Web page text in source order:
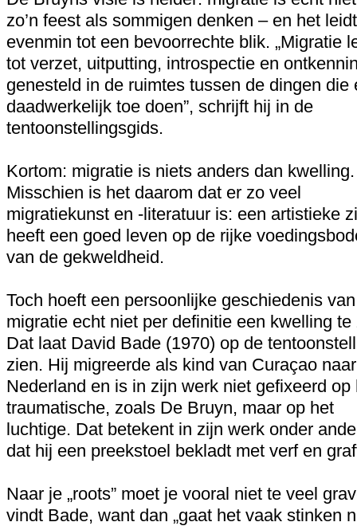
zo’n feest als sommigen denken – en het leidt
evenmin tot een bevoorrechte blik. „Migratie
tot verzet, uitputting, introspectie en
genesteld in de ruimtes tussen de dingen die
daadwerkelijk toe doen”, schrijft hij in de
tentoonstellingsgids.
Kortom: migratie is niets anders dan kwelling.
Misschien is het daarom dat er zo veel
migratiekunst en -literatuur is: een artistieke
heeft een goed leven op de rijke
van de gekweldheid.
Toch hoeft een persoonlijke geschiedenis van
migratie echt niet per definitie een kwelling te
Dat laat David Bade (1970) op de
zien. Hij migreerde als kind van Curaçao naar
Nederland en is in zijn werk niet gefixeerd op
traumatische, zoals De Bruyn, maar op het
luchtige. Dat betekent in zijn werk onder
dat hij een preekstoel bekladt met verf en
Naar je „roots” moet je vooral niet te veel
vindt Bade, want dan „gaat het vaak stinken